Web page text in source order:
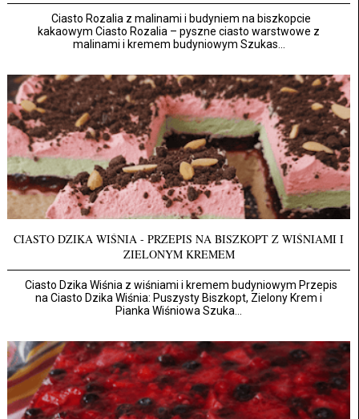
Ciasto Rozalia z malinami i budyniem na biszkopcie
kakaowym Ciasto Rozalia – pyszne ciasto warstwowe z
malinami i kremem budyniowym Szukas...
CIASTO DZIKA WIŚNIA - PRZEPIS NA BISZKOPT Z WIŚNIAMI I
ZIELONYM KREMEM
Ciasto Dzika Wiśnia z wiśniami i kremem budyniowym Przepis
na Ciasto Dzika Wiśnia: Puszysty Biszkopt, Zielony Krem i
Pianka Wiśniowa Szuka...